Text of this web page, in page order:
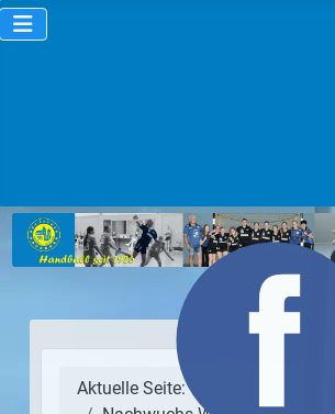
Aktuelle Seite:
BSV "Fichte"